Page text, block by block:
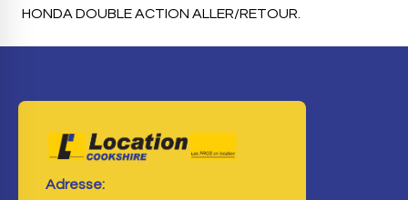
HONDA DOUBLE ACTION ALLER/RETOUR.
Adresse: